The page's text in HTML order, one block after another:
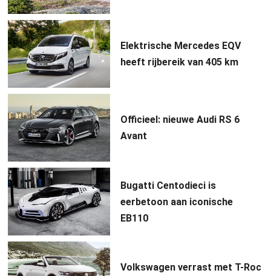
Elektrische Mercedes EQV
heeft rijbereik van 405 km
Officieel: nieuwe Audi RS 6
Avant
Bugatti Centodieci is
eerbetoon aan iconische
EB110
Volkswagen verrast met T-Roc